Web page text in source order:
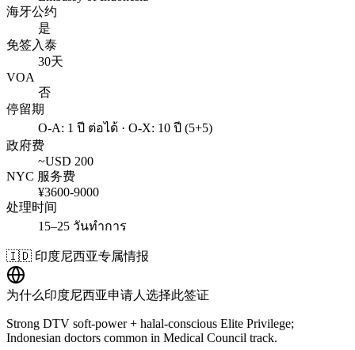
海牙公约
是
免签入泰
30天
VOA
否
停留期
O-A: 1 ปี ต่อได้ · O-X: 10 ปี (5+5)
政府费
~USD 200
NYC 服务费
¥3600-9000
处理时间
15–25 วันทำการ
🇮🇩 印度尼西亚专属情报
为什么印度尼西亚申请人选择此签证
Strong DTV soft-power + halal-conscious Elite Privilege;
Indonesian doctors common in Medical Council track.